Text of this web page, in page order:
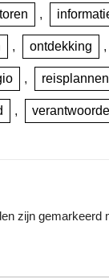
,
, ontdekking ,
, reisplannen
,
zijn gemarkeerd